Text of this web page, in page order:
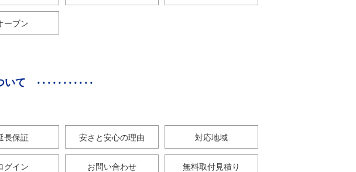
ーブン
いて
長保証 安さと安心の理由 対応地域
グイン お問い合わせ 無料取付見積り